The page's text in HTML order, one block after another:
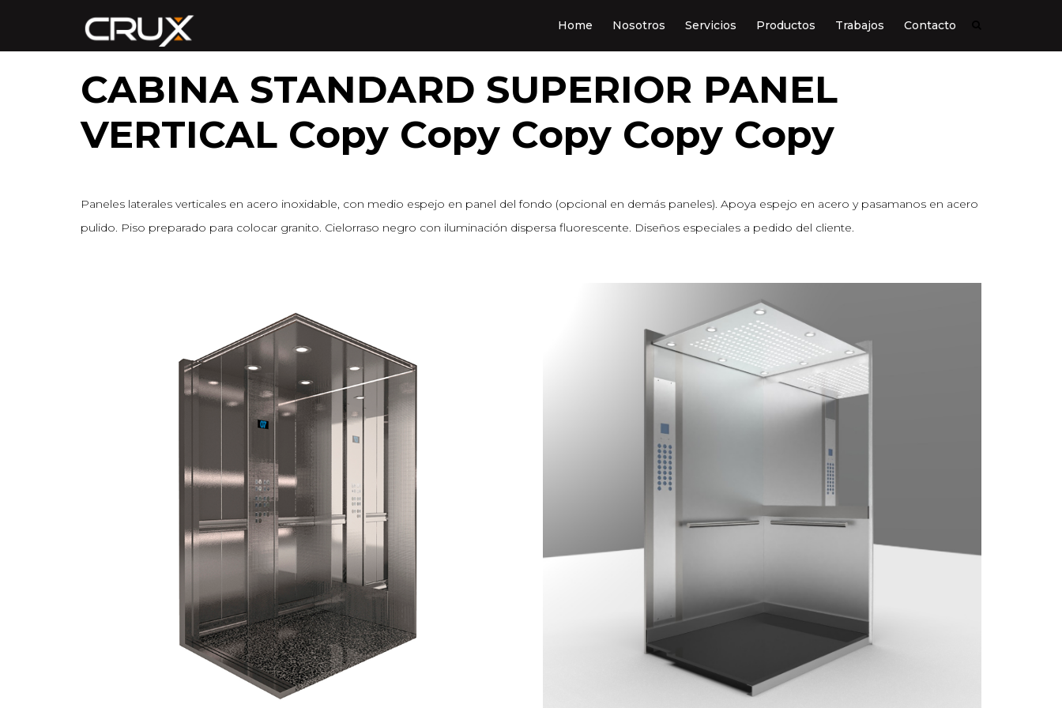
Home Nosotros Servicios Productos Trabajos Contacto
CABINA STANDARD SUPERIOR PANEL
VERTICAL Copy Copy Copy Copy Copy
Paneles laterales verticales en acero inoxidable, con medio espejo en panel del fondo (opcional en demás paneles). Apoya espejo en acero y pasamanos en acero
pulido. Piso preparado para colocar granito. Cielorraso negro con iluminación dispersa fluorescente. Diseños especiales a pedido del cliente.